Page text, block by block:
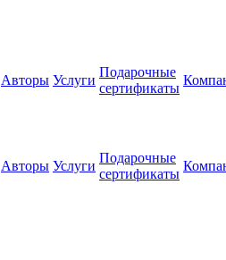
Авторы Услуги
Подарочные
сертификаты
Авторы Услуги
Подарочные
сертификаты